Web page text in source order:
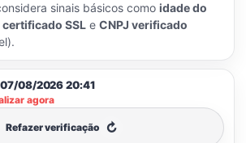
sinais básicos como idade do
certificado SSL e CNPJ verificado
07/08/2026 20:41
agora
Refazer verificação ↻